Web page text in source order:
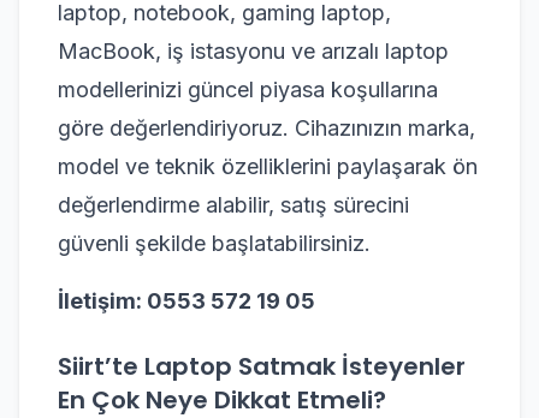
laptop, notebook, gaming laptop,
MacBook, iş istasyonu ve arızalı laptop
modellerinizi güncel piyasa koşullarına
göre değerlendiriyoruz. Cihazınızın marka,
model ve teknik özelliklerini paylaşarak ön
değerlendirme alabilir, satış sürecini
güvenli şekilde başlatabilirsiniz.
İletişim: 0553 572 19 05
Siirt’te Laptop Satmak İsteyenler
En Çok Neye Dikkat Etmeli?